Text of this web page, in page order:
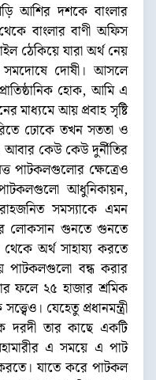
আশির দশকে বাংলার
বাংলার বাণী অফিস
ঠেকিয়ে যারা অর্থ নেয়
সমদোষে দোষী। আসলে
হোক, আমি এ
মাধ্যমে আয় প্রবাহ সৃষ্টি
ঢোকে তখন সততা ও
আবার কেউ কেউ দুর্নীতির
পাটকলগুলোর ক্ষেত্রেও
পাটকলগুলো আধুনিকায়ন,
সমস্যাকে এমন
লোকসান গুনতে গুনতে
অর্থ সাহায্য করতে
পাটকলগুলো বন্ধ করার
ফলে ২৫ হাজার শ্রমিক
যেহেতু প্রধানমন্ত্রী
দরদী তার কাছে একটি
এ সময়ে এ পাট
যাতে করে পাটকল